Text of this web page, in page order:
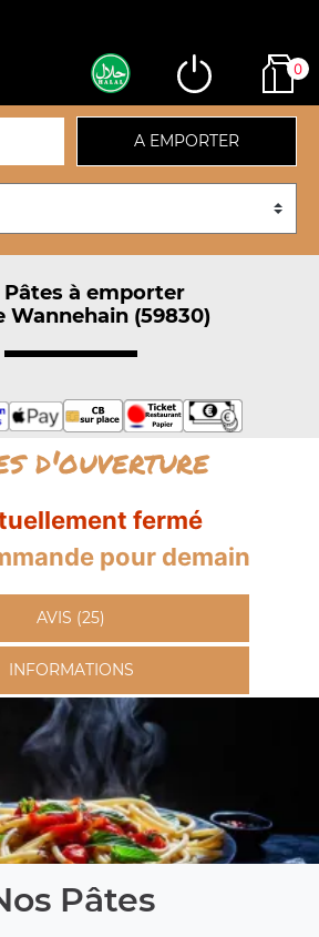
0
A EMPORTER
Pâtes à emporter
Wannehain (59830)
d'ouverture
fermé
pour demain
AVIS (25)
INFORMATIONS
Pâtes